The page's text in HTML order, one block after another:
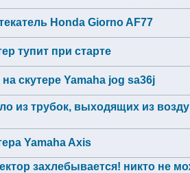
Honda Giorno AF77
тупит при старте
скутере Yamaha jog sa36j
из трубок, выходящих из
Yamaha Axis
захлебывается! никто не